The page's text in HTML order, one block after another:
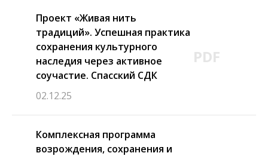
Проект «Живая нить
традиций». Успешная практика
сохранения культурного
наследия через активное
соучастие. Спасский СДК
02.12.25
PDF
Комплексная программа
возрождения, сохранения и